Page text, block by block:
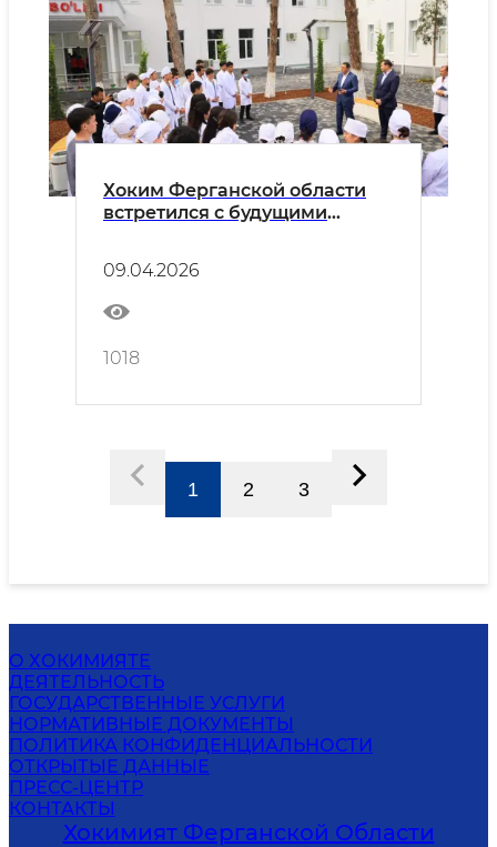
Хоким Ферганской области
встретился с будущими
09.04.2026
1018
1 2 3
О ХОКИМИЯТЕ
ДЕЯТЕЛЬНОСТЬ
ГОСУДАРСТВЕННЫЕ УСЛУГИ
НОРМАТИВНЫЕ ДОКУМЕНТЫ
ПОЛИТИКА КОНФИДЕНЦИАЛЬНОСТИ
ОТКРЫТЫЕ ДАННЫЕ
ПРЕСС-ЦЕНТР
КОНТАКТЫ
Хокимият Ферганской Области